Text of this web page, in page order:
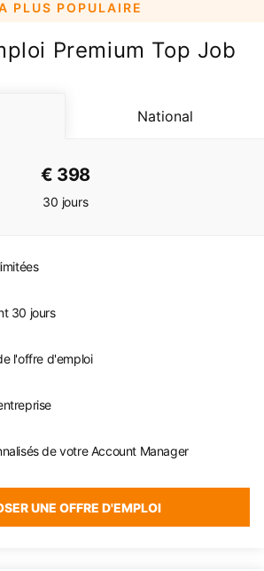
Premium Top Job
National
€ 398
30 jours
30 jours
l'offre d'emploi
de votre Account Manager
UNE OFFRE D'EMPLOI